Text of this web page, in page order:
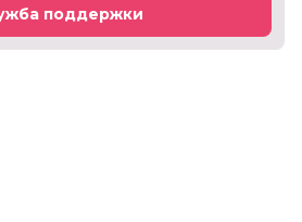
поддержки